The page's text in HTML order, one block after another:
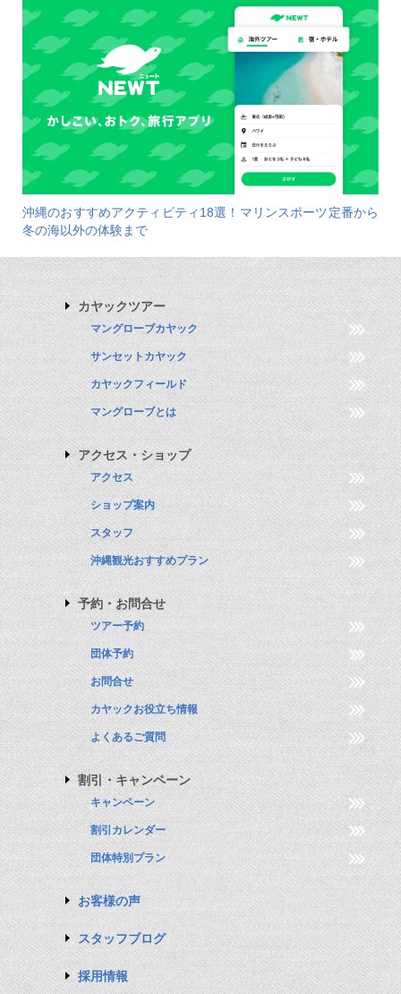
沖縄のおすすめアクティビティ18選！マリンスポーツ定番から
冬の海以外の体験まで
カヤックツアー
マングローブカヤック
サンセットカヤック
カヤックフィールド
マングローブとは
アクセス・ショップ
アクセス
ショップ案内
スタッフ
沖縄観光おすすめプラン
予約・お問合せ
ツアー予約
団体予約
お問合せ
カヤックお役立ち情報
よくあるご質問
割引・キャンペーン
キャンペーン
割引カレンダー
団体特別プラン
お客様の声
スタッフブログ
採用情報